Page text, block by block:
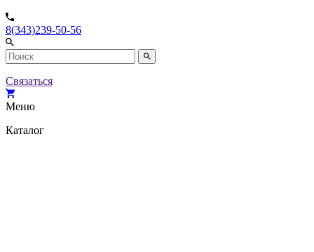
8(343)239-50-56
Связаться
Меню
Каталог